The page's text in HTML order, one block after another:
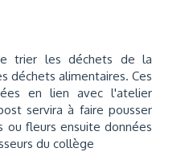
trier les déchets de la
déchets alimentaires. Ces
en lien avec l'atelier
servira à faire pousser
ou fleurs ensuite données
du collège